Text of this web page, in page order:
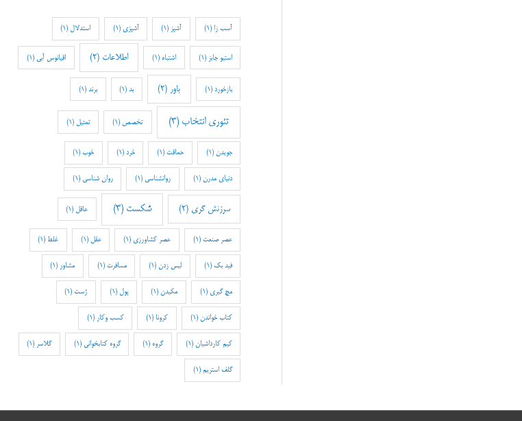
آسب زا (1) آشپز (1) آشپزی (1) استدلال (1)
استیو جابز (1) اشتباه (1) اطلاعات (2) اقیانوس آبی (1)
بازخورد (1) باور (2) بد(1) برند (1)
تئوری انتخاب (3) تخصص (1) تمثیل (1)
جویدن (1) حماقت(1) خرد (1) خوب(1)
دنیای مدرن (1) روانشناسی (1) روان شناسی (1)
سرزنش گری (2) شکست (3) عاقل (1)
عصر صنعت (1) عصر کشاورزی(1) عقل (1) غلط (1)
فید بک (1) لیس زدن (1) مسافرت (1) مشاور (1)
مچ گیری (1) مکیدن (1) پول (1) ژست(1)
کتاب خواندن (1) کرونا (1) کسب وکار (1)
کیم کارداشیان (1) گروه (1) گروه کتابخوانی (1) گلاسر (1)
گلف استریم (1)